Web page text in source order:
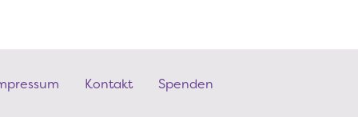
Kontakt Spenden